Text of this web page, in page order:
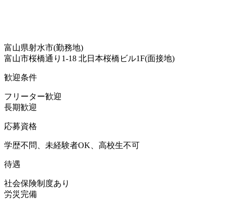
富山県射水市(勤務地)
富山市桜橋通り1-18 北日本桜橋ビル1F(面接地)
歓迎条件
フリーター歓迎
長期歓迎
応募資格
学歴不問、未経験者OK、高校生不可
待遇
社会保険制度あり
労災完備